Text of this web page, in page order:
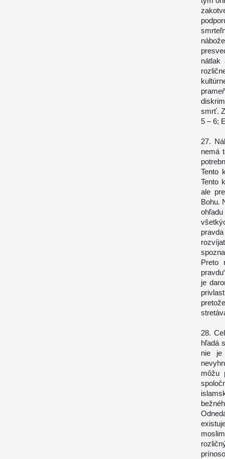
nátlak
smrť.
5 – 6;
27.
nemá
Tento
Tento
ale
Bohu.
Preto
je
28.
hľadá
nie je
môžu